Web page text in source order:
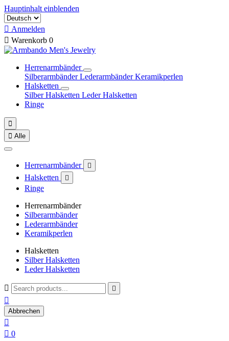
Hauptinhalt einblenden
 Anmelden
 Warenkorb 0
Herrenarmbänder
SilberarmbänderLederarmbänderKeramikperlen
Halsketten
Silber Halsketten Leder Halsketten
Ringe

 Alle
Herrenarmbänder 
Halsketten 
Ringe
Herrenarmbänder
Silberarmbänder
Lederarmbänder
Keramikperlen
Halsketten
Silber Halsketten
Leder Halsketten
 

Abbrechen

 0